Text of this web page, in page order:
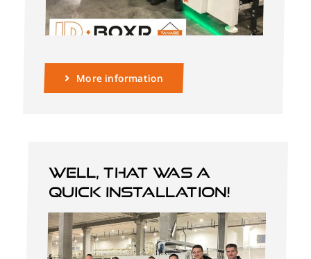
More information
Well, that was a
quick installation!